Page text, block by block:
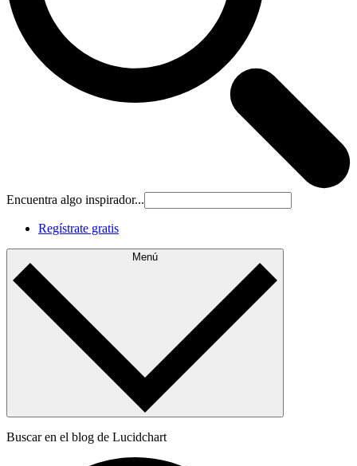
Encuentra algo inspirador...
Regístrate gratis
Menú
Buscar en el blog de Lucidchart